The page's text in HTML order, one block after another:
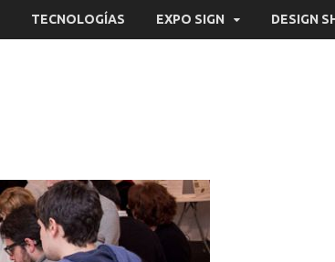
TECNOLOGÍAS EXPO SIGN DESIGN